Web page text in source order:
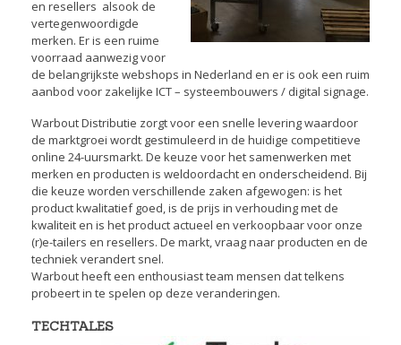
en resellers alsook de
vertegenwoordigde
merken. Er is een ruime
voorraad aanwezig voor
de belangrijkste webshops in Nederland en er is ook een ruim
aanbod voor zakelijke ICT – systeembouwers / digital signage.
Warbout Distributie zorgt voor een snelle levering waardoor
de marktgroei wordt gestimuleerd in de huidige competitieve
online 24-uursmarkt. De keuze voor het samenwerken met
merken en producten is weldoordacht en onderscheidend. Bij
die keuze worden verschillende zaken afgewogen: is het
product kwalitatief goed, is de prijs in verhouding met de
kwaliteit en is het product actueel en verkoopbaar voor onze
(r)e-tailers en resellers. De markt, vraag naar producten en de
techniek verandert snel.
Warbout heeft een enthousiast team mensen dat telkens
probeert in te spelen op deze veranderingen.
TECHTALES